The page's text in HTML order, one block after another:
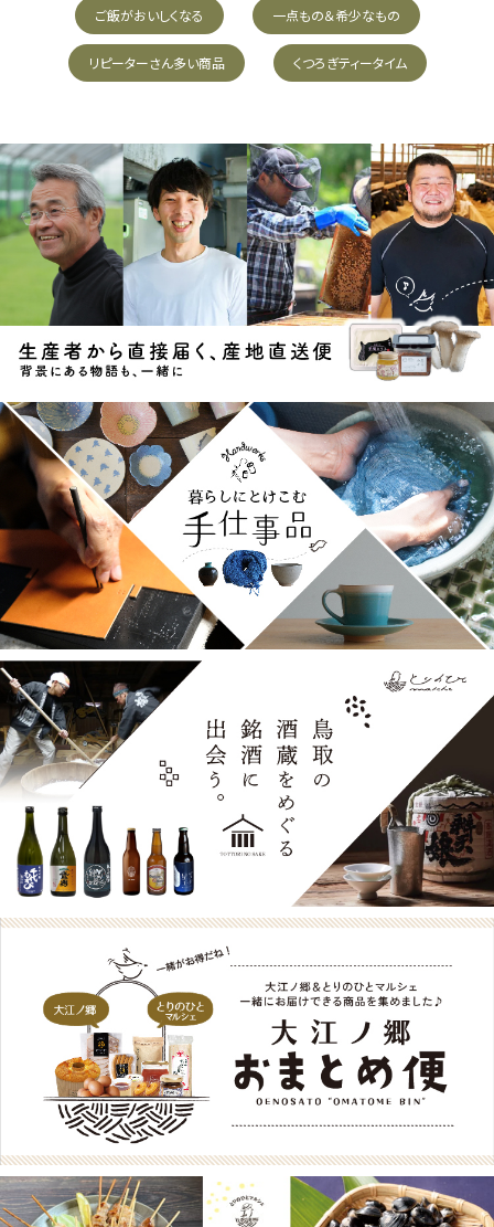
ご飯がおいしくなる 一点もの＆希少なもの
リピーターさん多い商品 くつろぎティータイム